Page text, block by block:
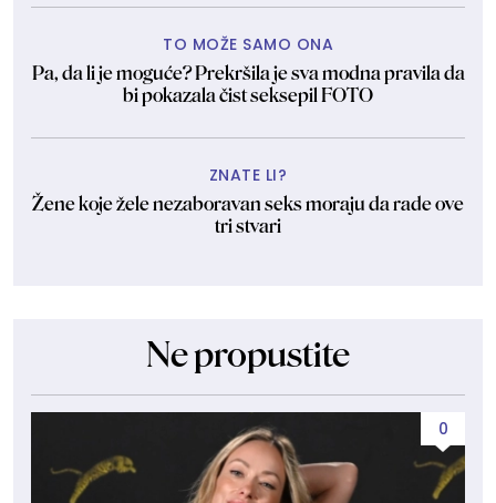
TO MOŽE SAMO ONA
Pa, da li je moguće? Prekršila je sva modna pravila da
bi pokazala čist seksepil FOTO
ZNATE LI?
Žene koje žele nezaboravan seks moraju da rade ove
tri stvari
Ne propustite
0